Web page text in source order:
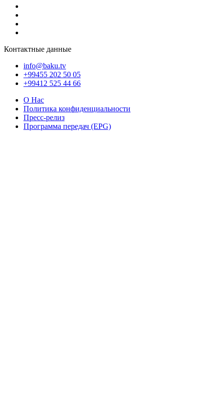
Контактные данные
info@baku.tv
+99455 202 50 05
+99412 525 44 66
О Нас
Политика конфиденциальности
Пресс-релиз
Программа передач (EPG)